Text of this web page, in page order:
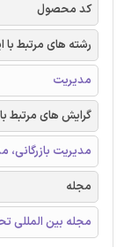
کد محصول
رشته های مرتبط با
مدیریت
گرایش های مرتبط
مدیریت بازرگانی،
مجله
مجله بین المللی